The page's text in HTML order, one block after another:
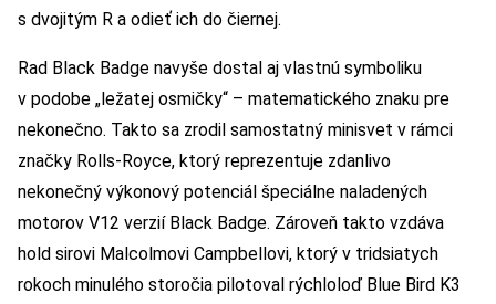
s dvojitým R a odieť ich do čiernej.
Rad Black Badge navyše dostal aj vlastnú symboliku
v podobe „ležatej osmičky“ – matematického znaku pre
nekonečno. Takto sa zrodil samostatný minisvet v rámci
značky Rolls-Royce, ktorý reprezentuje zdanlivo
nekonečný výkonový potenciál špeciálne naladených
motorov V12 verzií Black Badge. Zároveň takto vzdáva
hold sirovi Malcolmovi Campbellovi, ktorý v tridsiatych
rokoch minulého storočia pilotoval rýchloloď Blue Bird K3